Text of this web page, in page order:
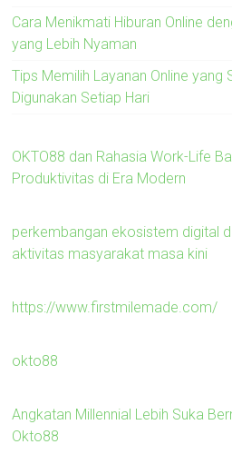
Cara Menikmati Hiburan Online
yang Lebih Nyaman
Tips Memilih Layanan Online yang
Digunakan Setiap Hari
OKTO88 dan Rahasia Work-Life
Produktivitas di Era Modern
perkembangan ekosistem digital
aktivitas masyarakat masa kini
https://www.firstmilemade.com/
okto88
Angkatan Millennial Lebih Suka
Okto88